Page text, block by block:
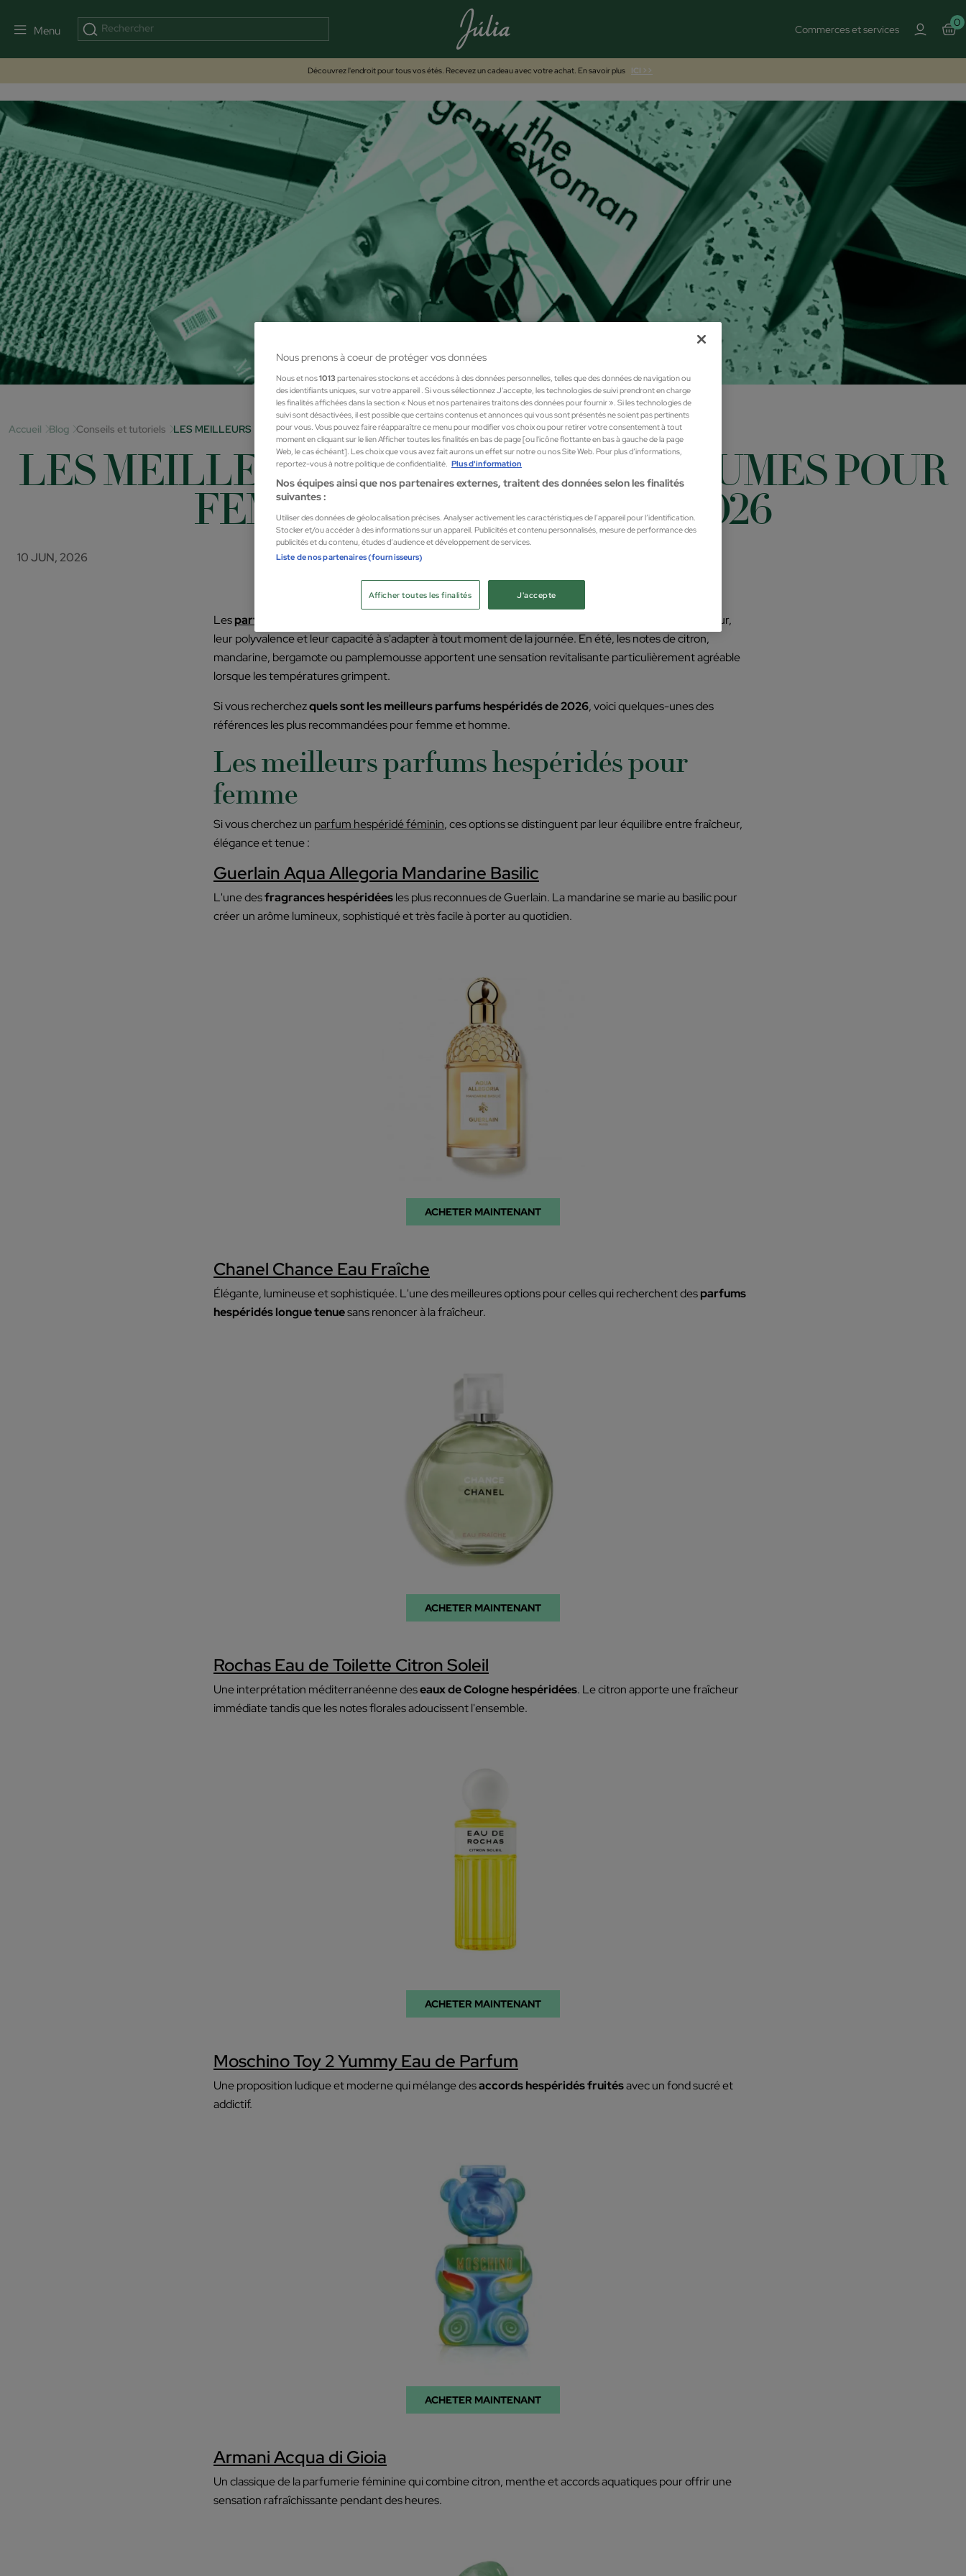
Menu Commerces et services
0
Découvrez l'endroit pour tous vos étés. Recevez un cadeau avec votre achat. En savoir plus ICI >>
Accueil Blog Conseils et tutoriels LES MEILLEURS PARFUMS AUX AGRUMES POUR FEMMES ET HOMMES EN 2026
LES MEILLEURS PARFUMS AUX AGRUMES POUR
FEMMES ET HOMMES EN 2026
10 JUN, 2026
Lesparfums hespéridés
restent parmi les familles olfactives les plus recherchées grâce à leur fraîcheur,
leur polyvalence et leur capacité à s'adapter à tout moment de la journée. En été, les notes de citron,
mandarine, bergamote ou pamplemousse apportent une sensation revitalisante particulièrement agréable
lorsque les températures grimpent.
Si vous recherchezquels sont les meilleurs parfums hespéridés de 2026, voici quelques-unes des
références les plus recommandées pour femme et homme.
Les meilleurs parfums hespéridés pour
femme
Si vous cherchez un parfum hespéridé féminin, ces options se distinguent par leur équilibre entre fraîcheur,
élégance et tenue :
Guerlain Aqua Allegoria Mandarine Basilic
L'une desfragrances hespéridéesles plus reconnues de Guerlain. La mandarine se marie au basilic pour
créer un arôme lumineux, sophistiqué et très facile à porter au quotidien.
ACHETER MAINTENANT
Chanel Chance Eau Fraîche
Élégante, lumineuse et sophistiquée. L'une des meilleures options pour celles qui recherchent desparfums
hespéridés longue tenuesans renoncer à la fraîcheur.
ACHETER MAINTENANT
Rochas Eau de Toilette Citron Soleil
Une interprétation méditerranéenne deseaux de Cologne hespéridées. Le citron apporte une fraîcheur
immédiate tandis que les notes florales adoucissent l'ensemble.
ACHETER MAINTENANT
Moschino Toy 2 Yummy Eau de Parfum
Une proposition ludique et moderne qui mélange desaccords hespéridés fruitésavec un fond sucré et
addictif.
ACHETER MAINTENANT
Armani Acqua di Gioia
Un classique de la parfumerie féminine qui combine citron, menthe et accords aquatiques pour offrir une
sensation rafraîchissante pendant des heures.
Nous prenons à coeur de protéger vos données
Nous et nos1013partenaires stockons et accédons à des données personnelles, telles que des données de navigation ou
des identifiants uniques, sur votre appareil . Si vous sélectionnez J'accepte, les technologies de suivi prendront en charge
les finalités affichées dans la section « Nous et nos partenaires traitons des données pour fournir ». Si les technologies de
suivi sont désactivées, il est possible que certains contenus et annonces qui vous sont présentés ne soient pas pertinents
pour vous. Vous pouvez faire réapparaître ce menu pour modifier vos choix ou pour retirer votre consentement à tout
moment en cliquant sur le lien Afficher toutes les finalités en bas de page [ou l'icône flottante en bas à gauche de la page
Web, le cas échéant]. Les choix que vous avez fait aurons un effet sur notre ou nos Site Web. Pour plus d’informations,
reportez-vous à notre politique de confidentialité. Plus d'information
Nos équipes ainsi que nos partenaires externes, traitent des données selon les finalités
suivantes :
Utiliser des données de géolocalisation précises. Analyser activement les caractéristiques de l’appareil pour l’identification.
Stocker et/ou accéder à des informations sur un appareil. Publicités et contenu personnalisés, mesure de performance des
publicités et du contenu, études d’audience et développement de services.
Liste de nos partenaires (fournisseurs)
J'accepte
Afficher toutes les finalités